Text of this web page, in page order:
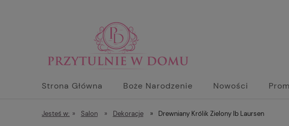
Strona Główna Boże Narodzenie Nowości
Jesteś w: » Salon » Dekoracje » Drewniany Królik Zielony Ib Laursen